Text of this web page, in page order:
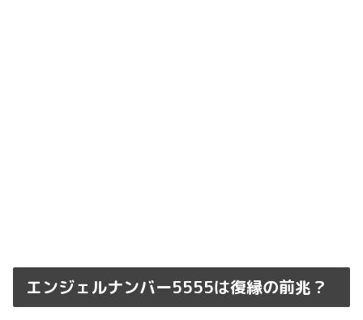
エンジェルナンバー5555は復縁の前兆？